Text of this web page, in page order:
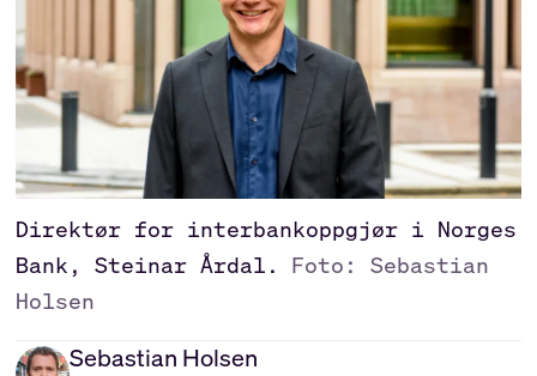
Direktør for interbankoppgjør i Norges
Bank, Steinar Årdal.
Foto: Sebastian
Holsen
Sebastian Holsen